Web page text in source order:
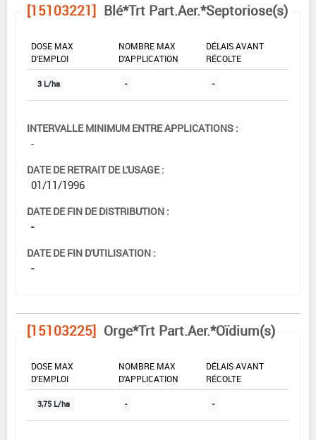
[15103221] Blé*Trt Part.Aer.*Septoriose(s)
DOSE MAX
D'EMPLOI
NOMBRE MAX
D'APPLICATION
DÉLAIS AVANT
RÉCOLTE
3 L/ha - -
INTERVALLE MINIMUM ENTRE APPLICATIONS :
-
DATE DE RETRAIT DE L'USAGE :
01/11/1996
DATE DE FIN DE DISTRIBUTION :
-
DATE DE FIN D'UTILISATION :
-
[15103225] Orge*Trt Part.Aer.*Oïdium(s)
DOSE MAX
D'EMPLOI
NOMBRE MAX
D'APPLICATION
DÉLAIS AVANT
RÉCOLTE
3,75 L/ha - -